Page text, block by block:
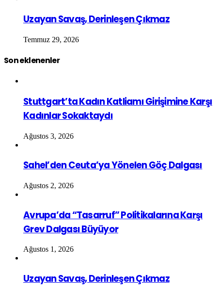
Uzayan Savaş, Derinleşen Çıkmaz
Temmuz 29, 2026
Son eklenenler
Stuttgart’ta Kadın Katliamı Girişimine Karşı
Kadınlar Sokaktaydı
Ağustos 3, 2026
Sahel’den Ceuta’ya Yönelen Göç Dalgası
Ağustos 2, 2026
Avrupa’da “Tasarruf” Politikalarına Karşı
Grev Dalgası Büyüyor
Ağustos 1, 2026
Uzayan Savaş, Derinleşen Çıkmaz